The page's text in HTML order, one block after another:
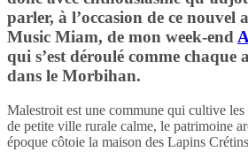
parler, à l’occasion de ce nouvel
Music Miam, de mon week-end
qui s’est déroulé comme chaque
dans le Morbihan.
Malestroit est une commune qui cultive les
de petite ville rurale calme, le patrimoine
époque côtoie la maison des Lapins